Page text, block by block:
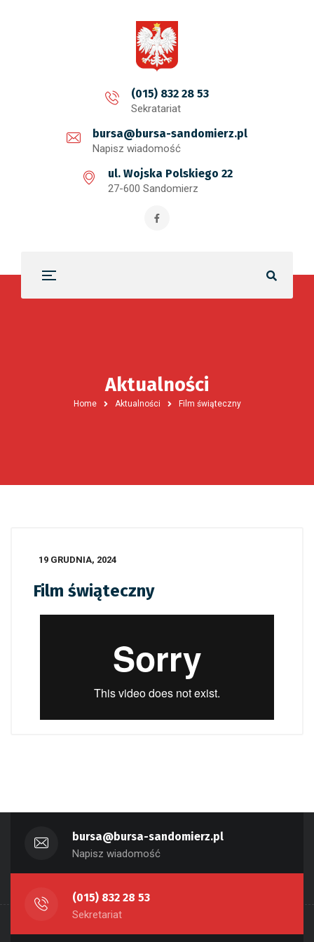
(015) 832 28 53
Sekratariat
bursa@bursa-sandomierz.pl
Napisz wiadomość
ul. Wojska Polskiego 22
27-600 Sandomierz
Aktualności
Home Aktualności Film świąteczny
19 GRUDNIA, 2024
Film świąteczny
bursa@bursa-sandomierz.pl
Napisz wiadomość
(015) 832 28 53
Sekretariat